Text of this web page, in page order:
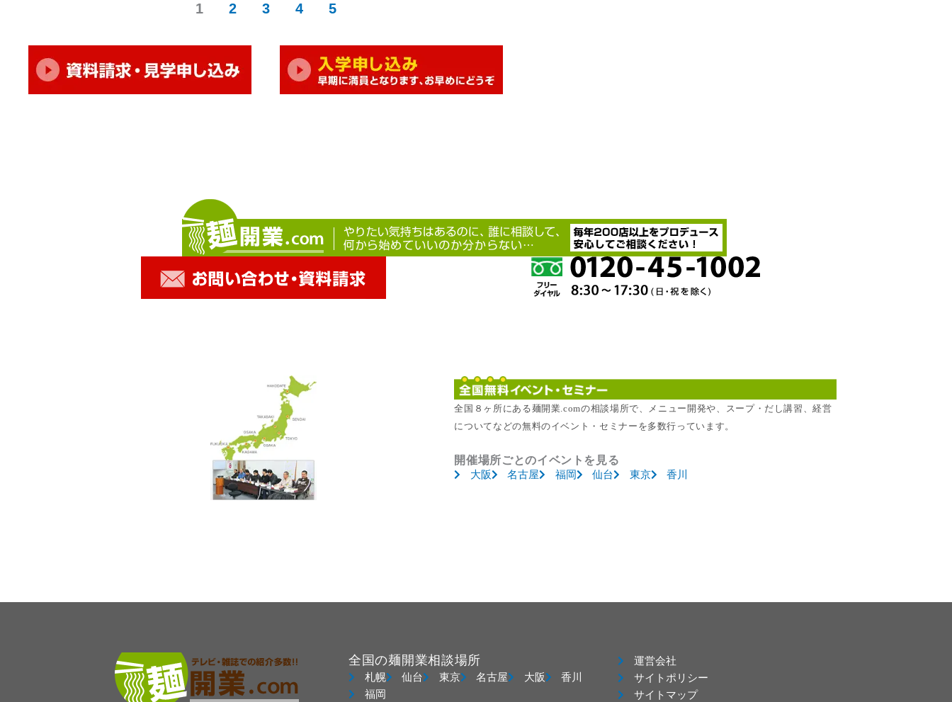
1 2 3 4 5
全国８ヶ所にある麺開業.comの相談場所で、メニュー開発や、スープ・だし講習、経営
についてなどの無料のイベント・セミナーを多数行っています。
開催場所ごとのイベントを見る
大阪 名古屋 福岡 仙台 東京 香川
全国の麺開業相談場所
札幌 仙台 東京 名古屋 大阪
香川
福岡
運営会社
サイトポリシー
サイトマップ